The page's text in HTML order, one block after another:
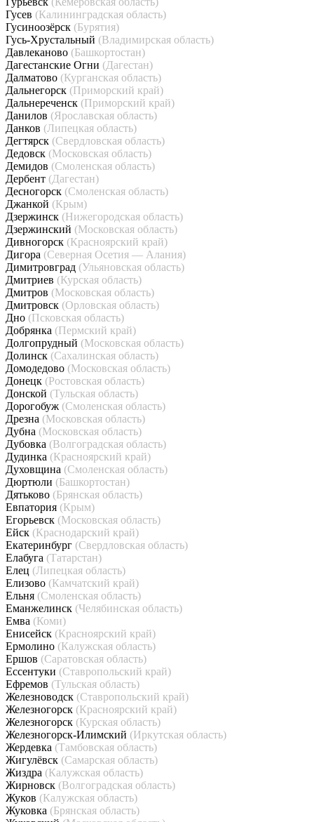
Гусев (Калининградская область)
Гусиноозёрск (Бурятия)
Гусь-Хрустальный (Владимирская область)
Давлеканово (Башкортостан)
Дагестанские Огни (Дагестан)
Далматово (Курганская область)
Дальнегорск (Приморский край)
Дальнереченск (Приморский край)
Данилов (Ярославская область)
Данков (Липецкая область)
Дегтярск (Свердловская область)
Дедовск (Московская область)
Демидов (Смоленская область)
Дербент (Дагестан)
Десногорск (Смоленская область)
Джанкой (Крым)
Дзержинск (Нижегородская область)
Дзержинский (Московская область)
Дивногорск (Красноярский край)
Дигора (Северная Осетия — Алания)
Димитровград (Ульяновская область)
Дмитриев (Курская область)
Дмитров (Московская область)
Дмитровск (Орловская область)
Дно (Псковская область)
Добрянка (Пермский край)
Долгопрудный (Московская область)
Долинск (Сахалинская область)
Домодедово (Московская область)
Донецк (Ростовская область)
Донской (Тульская область)
Дорогобуж (Смоленская область)
Дрезна (Московская область)
Дубна (Московская область)
Дубовка (Волгоградская область)
Дудинка (Красноярский край)
Духовщина (Смоленская область)
Дюртюли (Башкортостан)
Дятьково (Брянская область)
Евпатория (Крым)
Егорьевск (Московская область)
Ейск (Краснодарский край)
Екатеринбург (Свердловская область)
Елабуга (Татарстан)
Елец (Липецкая область)
Елизово (Камчатский край)
Ельня (Смоленская область)
Еманжелинск (Челябинская область)
Емва (Коми)
Енисейск (Красноярский край)
Ермолино (Калужская область)
Ершов (Саратовская область)
Ессентуки (Ставропольский край)
Ефремов (Тульская область)
Железноводск (Ставропольский край)
Железногорск (Красноярский край)
Железногорск (Курская область)
Железногорск-Илимский (Иркутская область)
Жердевка (Тамбовская область)
Жигулёвск (Самарская область)
Жиздра (Калужская область)
Жирновск (Волгоградская область)
Жуков (Калужская область)
Жуковка (Брянская область)